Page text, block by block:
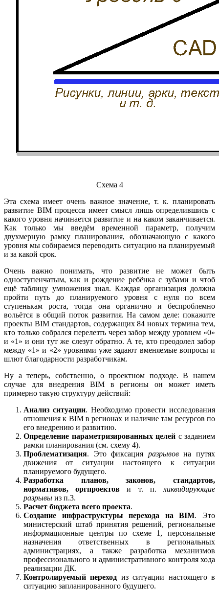
Схема 4
Эта схема имеет очень важное значение, т. к. планировать
развитие BIM процесса имеет смысл лишь определившись с
какого уровня начинается развитие и на каком заканчивается.
Как только мы введём временной параметр, получим
двухмерную рамку планирования, обозначающую с какого
уровня мы собираемся переводить ситуацию на планируемый
и за какой срок.
Очень важно понимать, что развитие не может быть
одноступенчатым, как и рождение ребёнка с зубами и чтоб
ещё таблицу умножения знал. Каждая организация должна
пройти путь до планируемого уровня с нуля по всем
ступенькам роста, тогда она органично и беспроблемно
вольётся в общий поток развития. На самом деле: покажите
проекты BIM стандартов, содержащих 84 новых термина тем,
кто только собрался перелезть через забор между уровнем «0»
и «1» и они тут же слезут обратно. А те, кто преодолел забор
между «1» и «2» уровнями уже задают вменяемые вопросы и
шлют благодарности разработчикам.
Ну а теперь, собственно, о проектном подходе. В нашем
случае для внедрения BIM в регионы он может иметь
примерно такую структуру действий:
Анализ ситуации. Необходимо провести исследования
отношения к BIM в регионах и наличие там ресурсов по
его внедрению и развитию.
Определение параметризированных целей с заданием
рамки планирования (см. схему 4).
Проблематизация. Это фиксация разрывовна путях
движения от ситуации настоящего к ситуации
планируемого будущего.
Разработка планов, законов, стандартов,
нормативов, оргпроектов и т. п.ликвидирующие
разрывы из п.3.
Расчет бюджета всего проекта.
Создание инфраструктуры перехода на BIM. Это
министерский штаб принятия решений, региональные
информационные центры по схеме 1, персональные
назначения ответственных в региональных
администрациях, а также разработка механизмов
профессионального и административного контроля хода
реализации ДК.
Контролируемый переход из ситуации настоящего в
ситуацию запланированного будущего.